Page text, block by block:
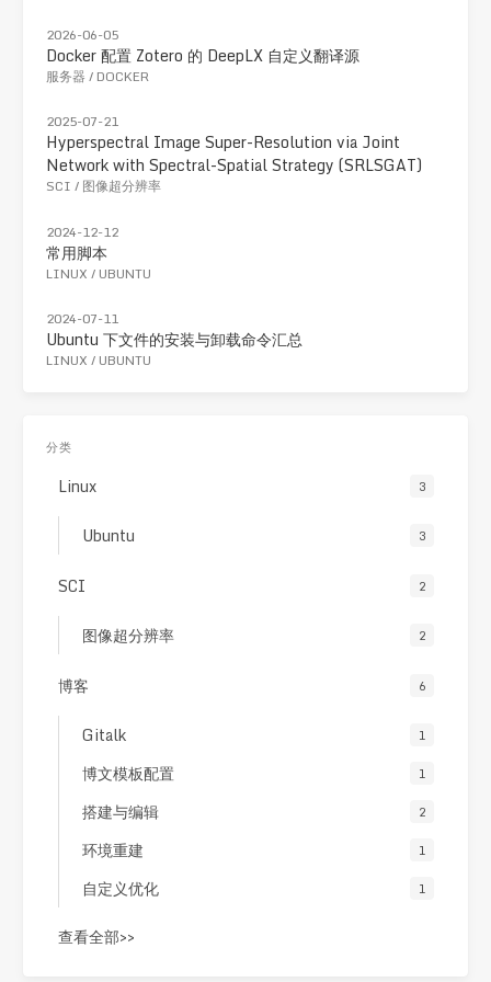
2026-06-05
Docker 配置 Zotero 的 DeepLX 自定义翻译源
服务器 / DOCKER
2025-07-21
Hyperspectral Image Super-Resolution via Joint
Network with Spectral-Spatial Strategy (SRLSGAT)
SCI / 图像超分辨率
2024-12-12
常用脚本
LINUX / UBUNTU
2024-07-11
Ubuntu 下文件的安装与卸载命令汇总
LINUX / UBUNTU
分类
Linux 3
Ubuntu 3
SCI 2
图像超分辨率 2
博客 6
Gitalk 1
博文模板配置 1
搭建与编辑 2
环境重建 1
自定义优化 1
查看全部>>